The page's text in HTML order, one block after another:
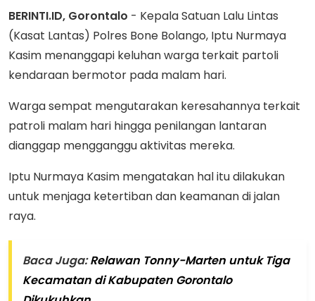
BERINTI.ID, Gorontalo - Kepala Satuan Lalu Lintas
(Kasat Lantas) Polres Bone Bolango, Iptu Nurmaya
Kasim menanggapi keluhan warga terkait partoli
kendaraan bermotor pada malam hari.
Warga sempat mengutarakan keresahannya terkait
patroli malam hari hingga penilangan lantaran
dianggap mengganggu aktivitas mereka.
Iptu Nurmaya Kasim mengatakan hal itu dilakukan
untuk menjaga ketertiban dan keamanan di jalan
raya.
Baca Juga:Relawan Tonny-Marten untuk Tiga
Kecamatan di Kabupaten Gorontalo